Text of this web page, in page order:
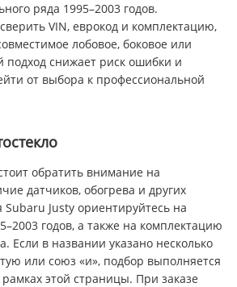
ряда 1995–2003 годов.
VIN, еврокод и комплектацию,
лобовое, боковое или
подход снижает риск ошибки и
от выбора к профессиональной
обратить внимание на
датчиков, обогрева и других
Justy ориентируйтесь на
годов, а также на комплектацию
Если в названии указано несколько
или союз «и», подбор выполняется
этой страницы. При заказе